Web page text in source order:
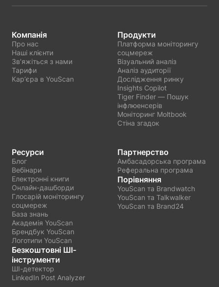
Компанія
Про нас
Наші клієнти
Звʼяжіться з нами
Тарифи
Карʼєра в YouScan
Продукти
Платформа моніторингу
соцмереж
Візуальний аналіз
Аналіз аудиторії
Дослідження ринку
Insights Copilot
Tiger Finder — Пошук
інфлюенсерів
Моніторинг Moltbook
Стіна згадок
Ресурси
Блог
Вебінари
Електронні книги
Онлайн-дашборди
Глосарій моніторингу
соцмереж
База знань
Академія YouScan
Брендбук YouScan
Логотипи YouScan
Безкоштовні ШІ-
інструменти
ШІ-детектор
LinkedIn Post Analyzer
Партнерство
Амбасадорська програма
Реферальна програма
Порівняння
YouScan та Brandwatch
YouScan та Talkwalker
YouScan та Brand24